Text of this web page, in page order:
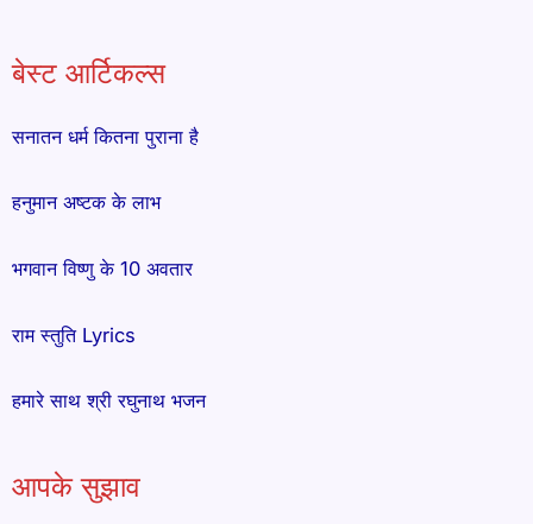
बेस्ट आर्टिकल्स
सनातन धर्म कितना पुराना है
हनुमान अष्टक के लाभ
भगवान विष्णु के 10 अवतार
राम स्तुति Lyrics
हमारे साथ श्री रघुनाथ भजन
आपके सुझाव